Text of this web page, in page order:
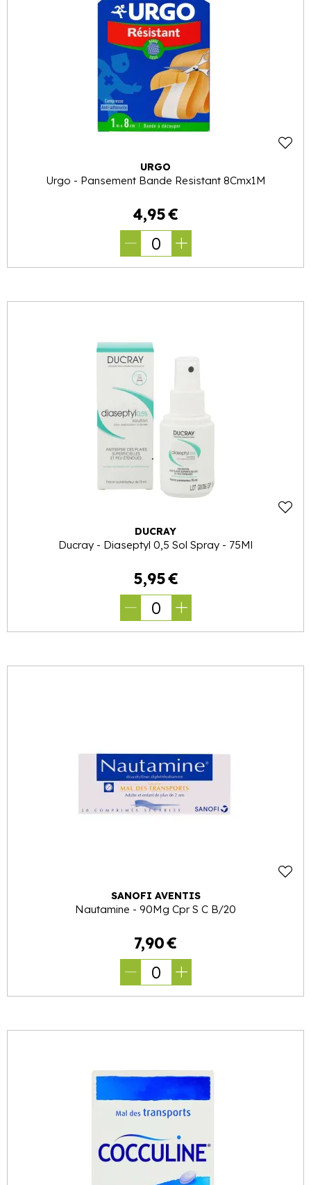
URGO
Urgo - Pansement Bande Resistant 8Cmx1M
4,95€
0
DUCRAY
Ducray - Diaseptyl 0,5 Sol Spray - 75Ml
5,95€
0
SANOFI AVENTIS
Nautamine - 90Mg Cpr S C B/20
7,90€
0